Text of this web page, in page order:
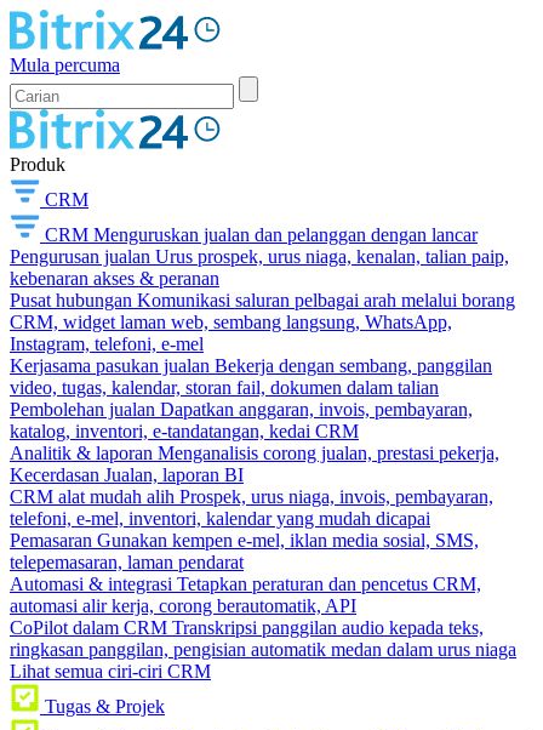
Mula percuma
Produk
CRM
CRM Menguruskan jualan dan pelanggan dengan lancar
Pengurusan jualan Urus prospek, urus niaga, kenalan, talian paip,
kebenaran akses & peranan
Pusat hubungan Komunikasi saluran pelbagai arah melalui borang
CRM, widget laman web, sembang langsung, WhatsApp,
Instagram, telefoni, e-mel
Kerjasama pasukan jualan Bekerja dengan sembang, panggilan
video, tugas, kalendar, storan fail, dokumen dalam talian
Pembolehan jualan Dapatkan anggaran, invois, pembayaran,
katalog, inventori, e-tandatangan, kedai CRM
Analitik & laporan Menganalisis corong jualan, prestasi pekerja,
Kecerdasan Jualan, laporan BI
CRM alat mudah alih Prospek, urus niaga, invois, pembayaran,
telefoni, e-mel, inventori, kalendar yang mudah dicapai
Pemasaran Gunakan kempen e-mel, iklan media sosial, SMS,
telepemasaran, laman pendarat
Automasi & integrasi Tetapkan peraturan dan pencetus CRM,
automasi alir kerja, corong berautomatik, API
CoPilot dalam CRM Transkripsi panggilan audio kepada teks,
ringkasan panggilan, pengisian automatik medan dalam urus niaga
Lihat semua ciri-ciri CRM
Tugas & Projek